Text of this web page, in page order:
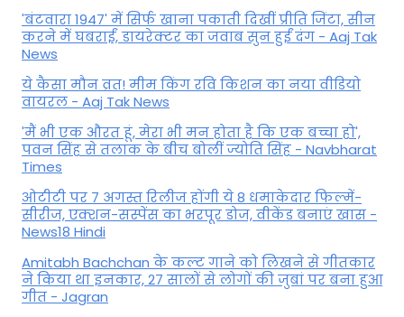
'बंटवारा 1947' में सिर्फ खाना पकाती दिखीं प्रीति जिंटा, सीन
करने में घबराईं, डायरेक्टर का जवाब सुन हुईं दंग - Aaj Tak
News
ये कैसा मौन व्रत! मीम किंग रवि किशन का नया वीडियो
वायरल - Aaj Tak News
'मैं भी एक औरत हूं, मेरा भी मन होता है कि एक बच्चा हो',
पवन सिंह से तलाक के बीच बोलीं ज्योति सिंह - Navbharat
Times
ओटीटी पर 7 अगस्त रिलीज होंगी ये 8 धमाकेदार फिल्में-
सीरीज, एक्शन-सस्पेंस का भरपूर डोज, वीकेंड बनाएं खास -
News18 Hindi
Amitabh Bachchan के कल्ट गाने को लिखने से गीतकार
ने किया था इनकार, 27 सालों से लोगों की जुबां पर बना हुआ
गीत - Jagran